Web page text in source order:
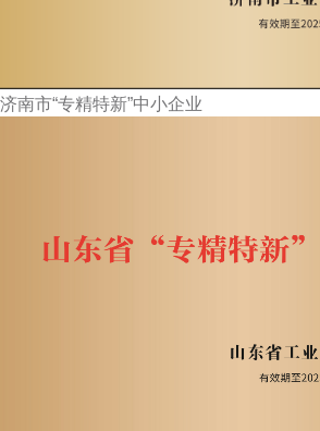
济南市“专精特新”中小企业